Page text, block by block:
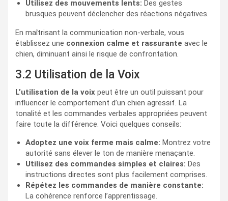
Utilisez des mouvements lents: Des gestes
brusques peuvent déclencher des réactions négatives.
En maîtrisant la communication non-verbale, vous
établissez une connexion calme et rassurante avec le
chien, diminuant ainsi le risque de confrontation.
3.2 Utilisation de la Voix
L’utilisation de la voix peut être un outil puissant pour
influencer le comportement d’un chien agressif. La
tonalité et les commandes verbales appropriées peuvent
faire toute la différence. Voici quelques conseils:
Adoptez une voix ferme mais calme: Montrez votre
autorité sans élever le ton de manière menaçante.
Utilisez des commandes simples et claires: Des
instructions directes sont plus facilement comprises.
Répétez les commandes de manière constante:
La cohérence renforce l’apprentissage.